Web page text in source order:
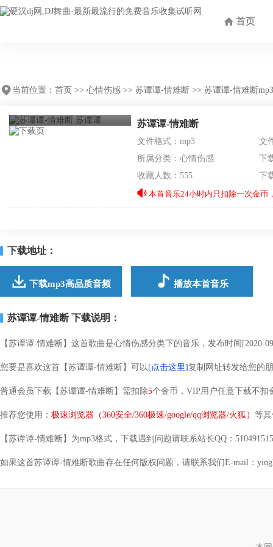
首页
当前位置： 首页 >> 心情伤感 >> 苏谭谭-情难断 >> 苏谭谭-情难断
苏谭谭-情难断
文件格式：mp3
文
所属分类： 心情伤感
下
收藏人数：555
下
本首音乐24小时内只扣除一次金币
下载地址：
下载mp3高品质音频 播放本首音乐
苏谭谭-情难断 下载说明：
【苏谭谭-情难断】这首歌曲是心情伤感分类下的音乐，发布时间[2020-
您要是喜欢这首【苏谭谭-情难断】可以 [点击这里]复制网址转发给您的
普通会员下载【苏谭谭-情难断】需扣除5个金币，VIP用户任意下载不扣
推荐您使用： 极速浏览器（360安全/360极速/google/qq浏览器/火狐） 等
【苏谭谭-情难断】为mp3格式，下载遇到问题请联系站长QQ：
如果这首苏谭谭-情难断歌曲存在任何版权问题，请联系我们E-mail：